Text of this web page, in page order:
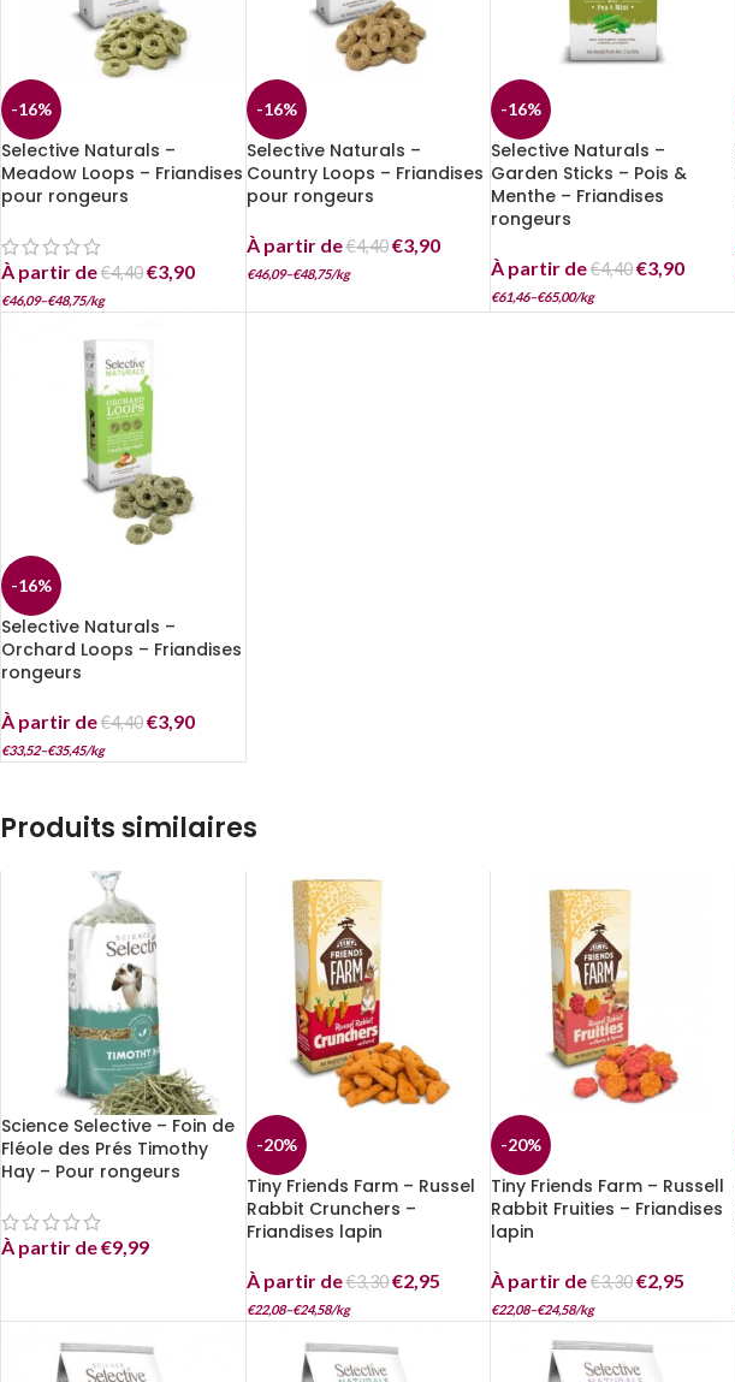
-16%
Selective Naturals –
Meadow Loops – Friandises
pour rongeurs
À partir de€4,40€3,90
€46,09–€48,75/kg
-16%
Selective Naturals –
Country Loops – Friandises
pour rongeurs
À partir de€4,40 €3,90
€46,09–€48,75/kg
-16%
Selective Naturals –
Garden Sticks – Pois &
Menthe – Friandises
rongeurs
À partir de€4,40€3,90
€61,46–€65,00/kg
-16%
Selective Naturals –
Orchard Loops – Friandises
rongeurs
À partir de€4,40€3,90
€33,52–€35,45/kg
Produits similaires
Science Selective – Foin de
Fléole des Prés Timothy
Hay – Pour rongeurs
À partir de€9,99
-20%
Tiny Friends Farm – Russel
Rabbit Crunchers –
Friandises lapin
À partir de€3,30 €2,95
€22,08–€24,58/kg
-20%
Tiny Friends Farm – Russell
Rabbit Fruities – Friandises
lapin
À partir de€3,30€2,95
€22,08–€24,58/kg